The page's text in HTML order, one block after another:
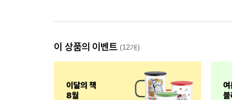
이 상품의 이벤트 (12개)